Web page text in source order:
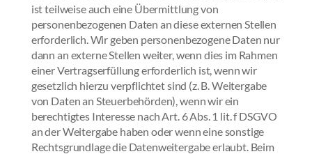
ist teilweise auch eine Übermittlung von
personenbezogenen Daten an diese externen Stellen
erforderlich. Wir geben personenbezogene Daten nur
dann an externe Stellen weiter, wenn dies im Rahmen
einer Vertragserfüllung erforderlich ist, wenn wir
gesetzlich hierzu verpflichtet sind (z. B. Weitergabe
von Daten an Steuerbehörden), wenn wir ein
berechtigtes Interesse nach Art. 6 Abs. 1 lit. f DSGVO
an der Weitergabe haben oder wenn eine sonstige
Rechtsgrundlage die Datenweitergabe erlaubt. Beim